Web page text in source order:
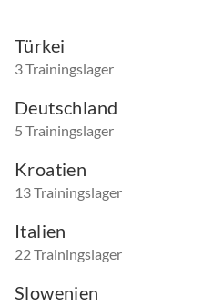
Türkei
3 Trainingslager
Deutschland
5 Trainingslager
Kroatien
13 Trainingslager
Italien
22 Trainingslager
Slowenien